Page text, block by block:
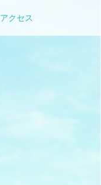
アクセス